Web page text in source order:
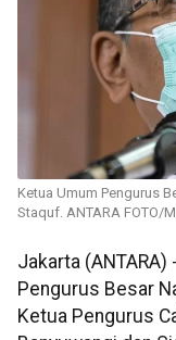
Ketua Umum Pengurus
Staquf. ANTARA FOTO/
Jakarta (ANTARA) -
Pengurus Besar
Ketua Pengurus